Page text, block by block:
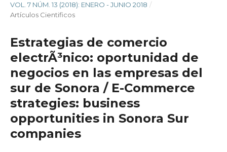
VOL. 7 NÚM. 13 (2018): ENERO - JUNIO 2018 /
Artículos Cientificos
Estrategias de comercio
electrÃ³nico: oportunidad de
negocios en las empresas del
sur de Sonora / E-Commerce
strategies: business
opportunities in Sonora Sur
companies